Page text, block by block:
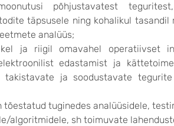
põhjustavatest
täpsusele ning kohalikul tasandil
analüüs;
ja riigil omavahel operatiivset
edastamist ja
takistavate ja soodustavate
tuginedes analüüsidele,
algoritmidele, sh toimuvate